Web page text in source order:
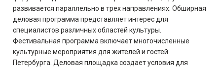
развивается параллельно в трех направлениях. Обширная
деловая программа представляет интерес для
специалистов различных областей культуры.
Фестивальная программа включает многочисленные
культурные мероприятия для жителей и гостей
Петербурга. Деловая площадка создает условия для